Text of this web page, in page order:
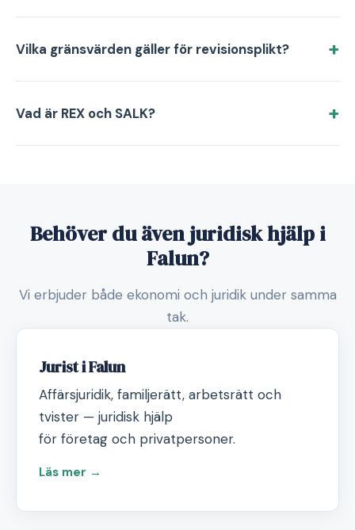
Vilka gränsvärden gäller för revisionsplikt?
Vad är REX och SALK?
Behöver du även juridisk hjälp i
Falun?
Vi erbjuder både ekonomi och juridik under samma
tak.
Jurist i Falun
Affärsjuridik, familjerätt, arbetsrätt och
tvister — juridisk hjälp
för företag och privatpersoner.
Läs mer →